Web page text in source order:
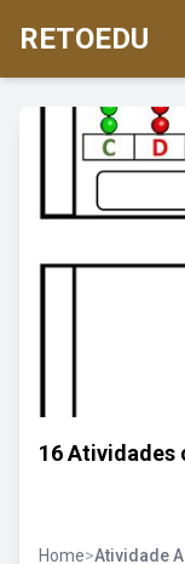
RETOEDU
16 Atividades
Home>Atividade